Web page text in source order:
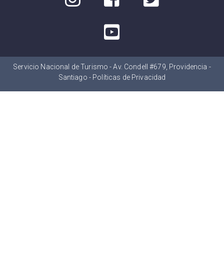
Servicio Nacional de Turismo - Av. Condell #679, Providencia -
Santiago - Políticas de Privacidad